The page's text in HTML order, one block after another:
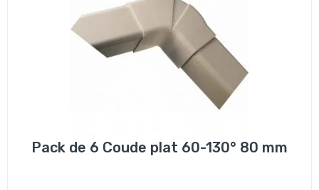
Pack de 6 Coude plat 60-130° 80 mm